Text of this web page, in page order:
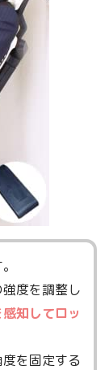
度を調整し
知してロッ
を固定する